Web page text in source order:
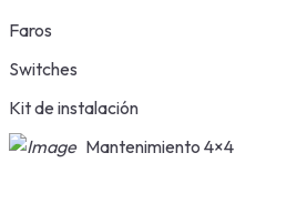
Faros
Switches
Kit de instalación
Mantenimiento 4×4